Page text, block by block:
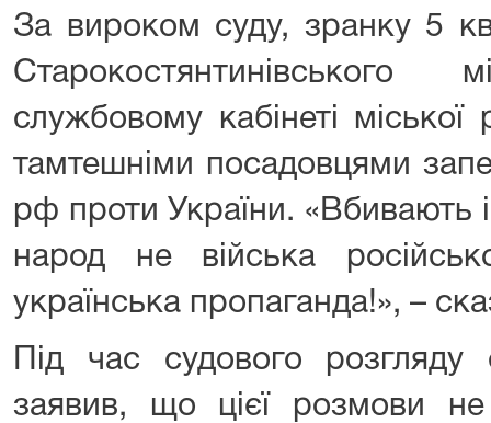
За вироком суду, зранку 5
службовому кабінеті міської
тамтешніми посадовцями
рф проти України. «Вбивають
народ не війська
українська пропаганда!», –
Під час судового розгляду
заявив, що цієї розмови